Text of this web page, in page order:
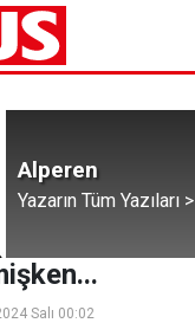
Alperen
Yazarın Tüm Yazıları >
Salı 00:02